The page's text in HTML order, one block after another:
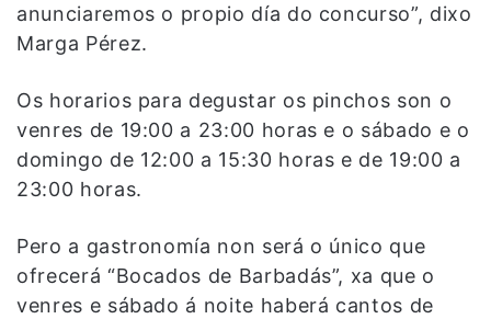
anunciaremos o propio día do concurso”, dixo
Marga Pérez.
Os horarios para degustar os pinchos son o
venres de 19:00 a 23:00 horas e o sábado e o
domingo de 12:00 a 15:30 horas e de 19:00 a
23:00 horas.
Pero a gastronomía non será o único que
ofrecerá “Bocados de Barbadás”, xa que o
venres e sábado á noite haberá cantos de